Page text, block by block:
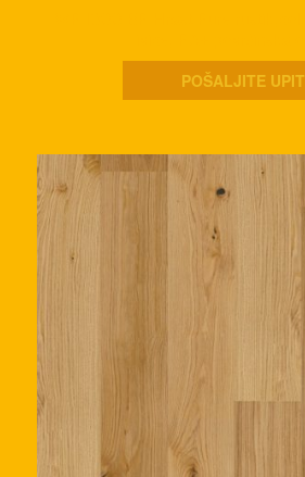
POŠALJITE UPIT